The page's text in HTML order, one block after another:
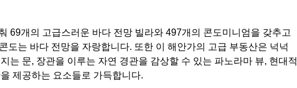
69개의 고급스러운 바다 전망 빌라와 497개의 콘도미니엄을 갖추고
도는 바다 전망을 자랑합니다. 또한 이 해안가의 고급 부동산은 넉넉
는 문, 장관을 이루는 자연 경관을 감상할 수 있는 파노라마 뷰, 현대적
제공하는 요소들로 가득합니다.